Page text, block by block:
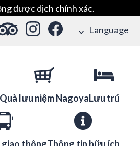
được dịch chính xác.
Language
Quà lưu niệm NagoyaLưu trú
thôngThông tin hữu ích